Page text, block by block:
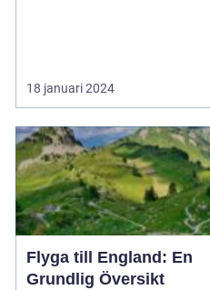
18 januari 2024
Flyga till England: En
Grundlig Översikt